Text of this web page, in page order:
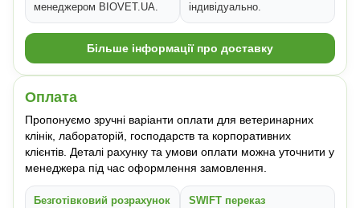
менеджером BIOVET.UA.
індивідуально.
Більше інформації про доставку
Оплата
Пропонуємо зручні варіанти оплати для ветеринарних
клінік, лабораторій, господарств та корпоративних
клієнтів. Деталі рахунку та умови оплати можна уточнити у
менеджера під час оформлення замовлення.
Безготівковий розрахунок
SWIFT переказ